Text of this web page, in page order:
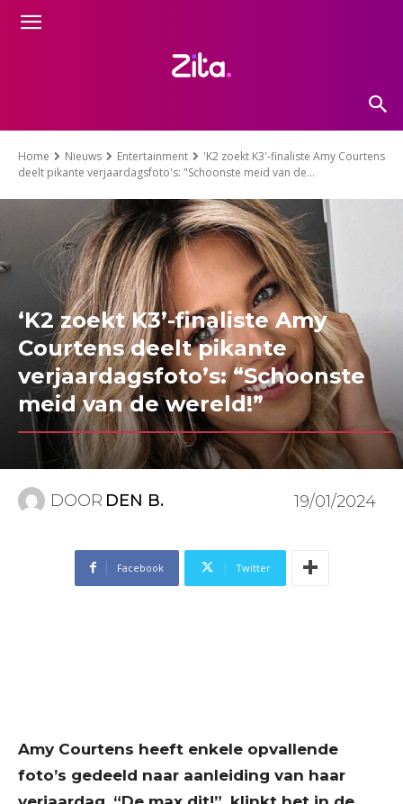
Home Nieuws Entertainment
'K2 zoekt K3'-finaliste Amy Courtens
deelt pikante verjaardagsfoto's: "Schoonste meid van de...
‘K2 zoekt K3’-finaliste Amy
Courtens deelt pikante
verjaardagsfoto’s: “Schoonste
meid van de wereld!”
DOOR DEN B. 19/01/2024
Facebook Twitter
Amy Courtens heeft enkele opvallende
foto’s gedeeld naar aanleiding van haar